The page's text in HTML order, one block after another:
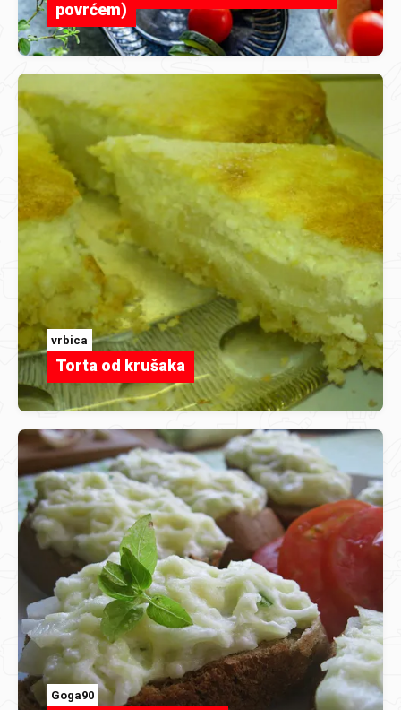
povrćem)
vrbica
Torta od krušaka
Goga90